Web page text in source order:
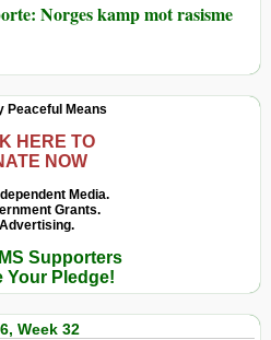
Norges kamp mot rasisme
Peaceful Means
HERE TO
NOW
Media.
Grants.
Supporters
Your Pledge!
Week 32